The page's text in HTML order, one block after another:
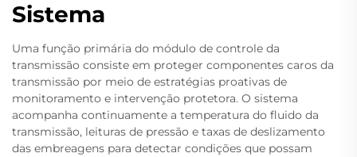
Sistema
Uma função primária do módulo de controle da
transmissão consiste em proteger componentes caros da
transmissão por meio de estratégias proativas de
monitoramento e intervenção protetora. O sistema
acompanha continuamente a temperatura do fluido da
transmissão, leituras de pressão e taxas de deslizamento
das embreagens para detectar condições que possam